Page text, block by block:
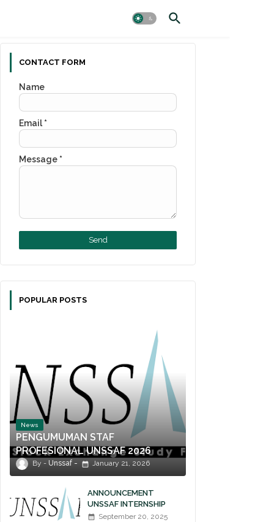
CONTACT FORM
Name
Email *
Message *
POPULAR POSTS
News
PENGUMUMAN STAF
PROFESIONAL UNSSAF 2026
Unssaf January 21, 2026
ANNOUNCEMENT
UNSSAF INTERNSHIP
2025September 20, 2025